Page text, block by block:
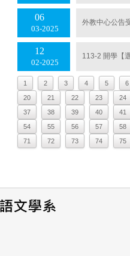
03 2025
06 外教中心公告
02 2025
12 113-2 開學【
1 2 3 4 5
6
20
21 22 23
24
37
38 39 40
41
54
55 56 57
58
71
72 73 74 75